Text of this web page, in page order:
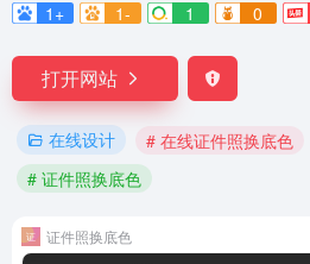
1+
1- 1 0
打开网站
在线设计 # 在线证件照换底色
# 证件照换底色
证件照换底色